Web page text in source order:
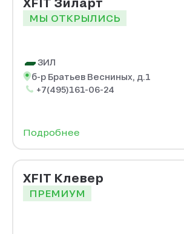
МЫ ОТКРЫЛИСЬ
ЗИЛ
б-р Братьев Весниных, д.1
+7(495)161-06-24
Подробнее
XFIT Клевер
ПРЕМИУМ